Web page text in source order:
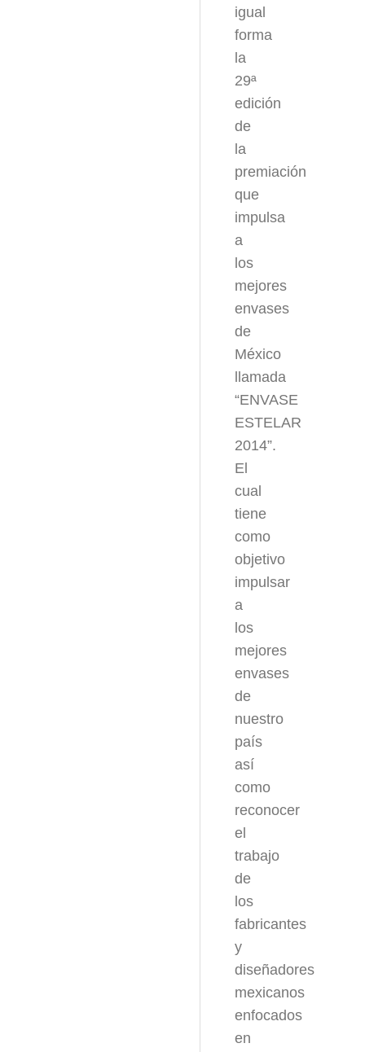
igual
forma
la
29ª
edición
de
la
premiación
que
impulsa
a
los
mejores
envases
de
México
llamada
“ENVASE
ESTELAR
2014”.
El
cual
tiene
como
objetivo
impulsar
a
los
mejores
envases
de
nuestro
país
así
como
reconocer
el
trabajo
de
los
fabricantes
y
diseñadores
mexicanos
enfocados
en